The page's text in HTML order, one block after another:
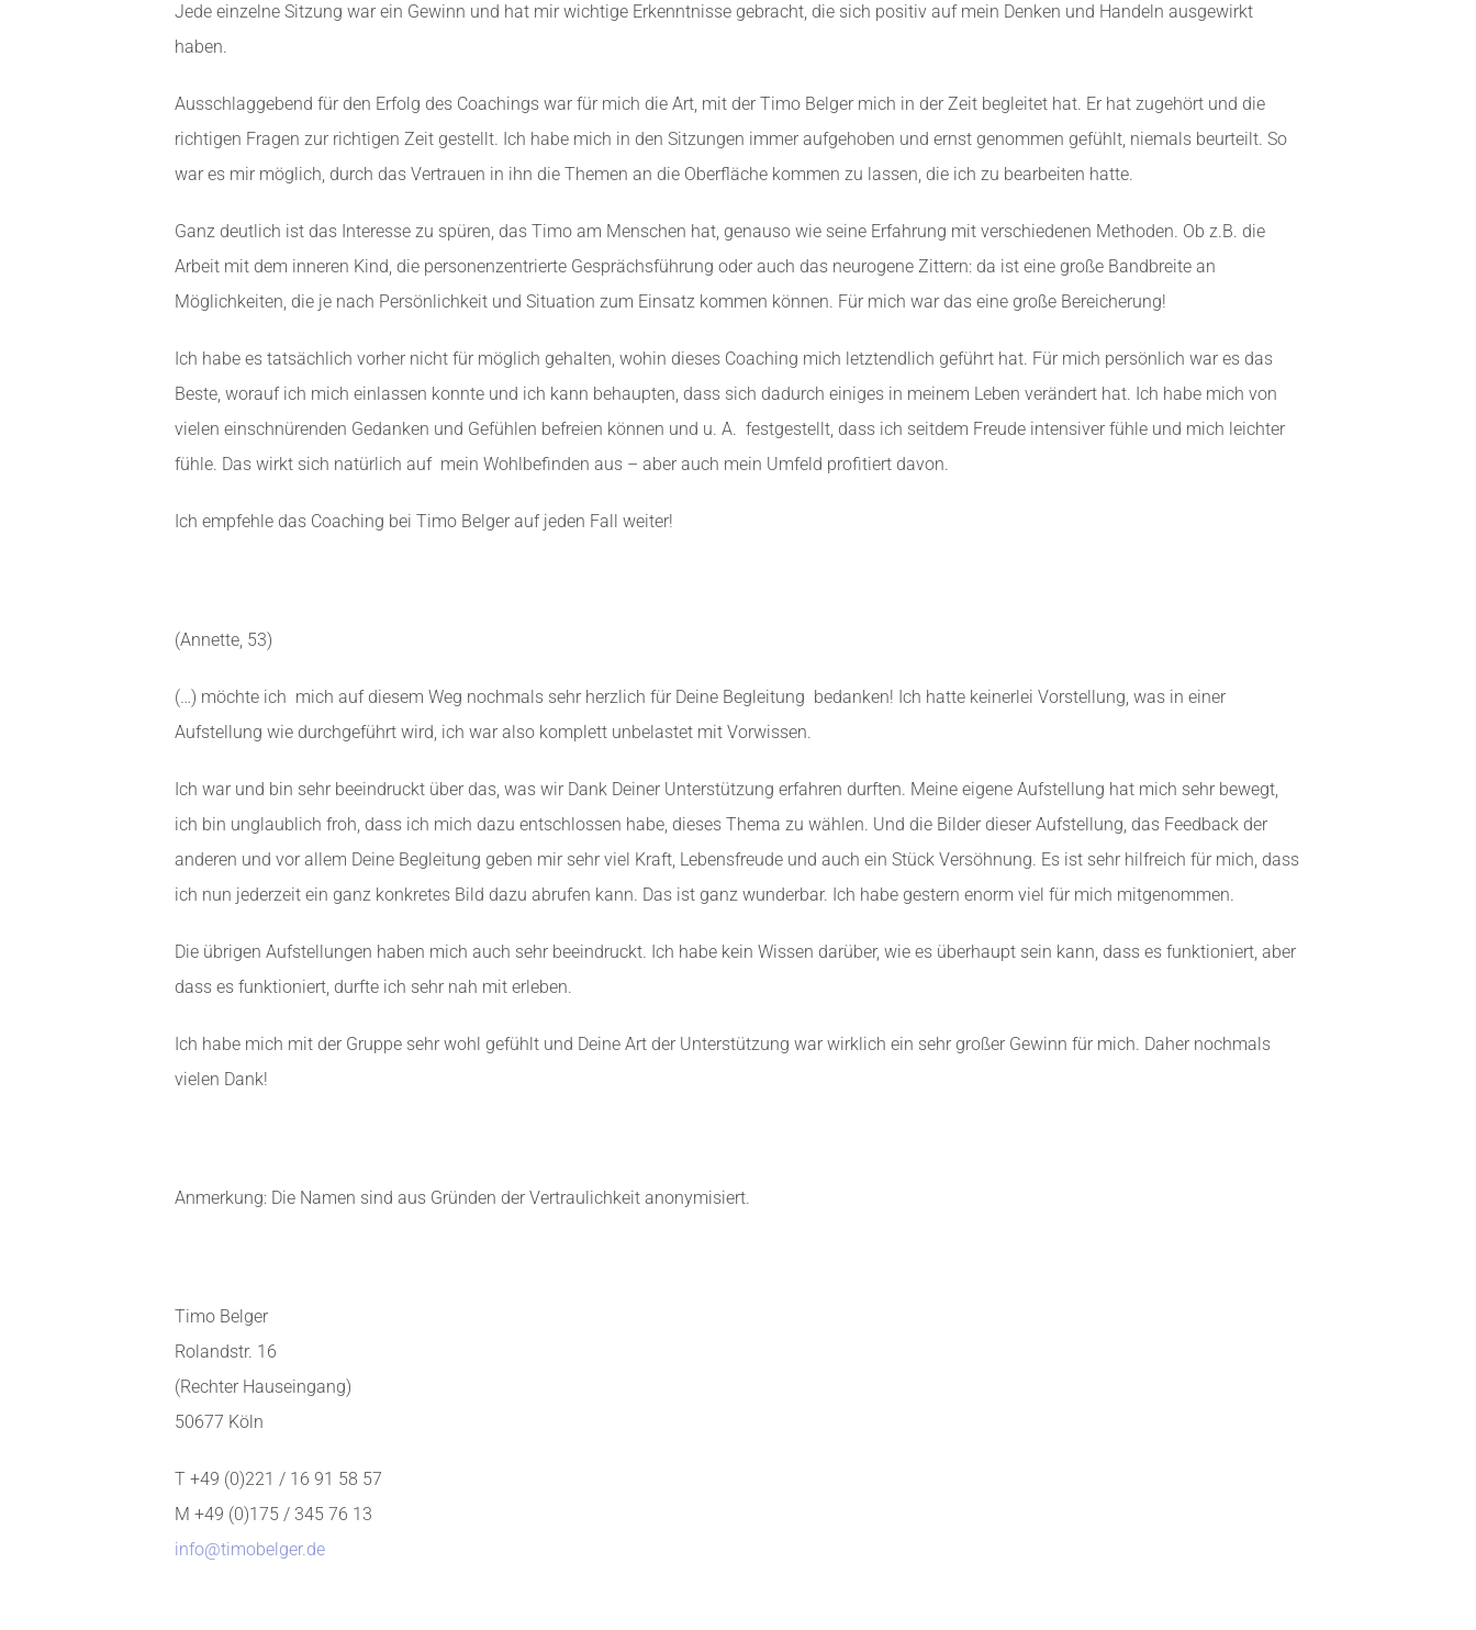
Jede einzelne Sitzung war ein Gewinn und hat mir wichtige Erkenntnisse gebracht, die sich positiv auf mein Denken und Handeln ausgewirkt
haben.
Ausschlaggebend für den Erfolg des Coachings war für mich die Art, mit der Timo Belger mich in der Zeit begleitet hat. Er hat zugehört und die
richtigen Fragen zur richtigen Zeit gestellt. Ich habe mich in den Sitzungen immer aufgehoben und ernst genommen gefühlt, niemals beurteilt. So
war es mir möglich, durch das Vertrauen in ihn die Themen an die Oberfläche kommen zu lassen, die ich zu bearbeiten hatte.
Ganz deutlich ist das Interesse zu spüren, das Timo am Menschen hat, genauso wie seine Erfahrung mit verschiedenen Methoden. Ob z.B. die
Arbeit mit dem inneren Kind, die personenzentrierte Gesprächsführung oder auch das neurogene Zittern: da ist eine große Bandbreite an
Möglichkeiten, die je nach Persönlichkeit und Situation zum Einsatz kommen können. Für mich war das eine große Bereicherung!
Ich habe es tatsächlich vorher nicht für möglich gehalten, wohin dieses Coaching mich letztendlich geführt hat. Für mich persönlich war es das
Beste, worauf ich mich einlassen konnte und ich kann behaupten, dass sich dadurch einiges in meinem Leben verändert hat. Ich habe mich von
vielen einschnürenden Gedanken und Gefühlen befreien können und u. A. festgestellt, dass ich seitdem Freude intensiver fühle und mich leichter
fühle. Das wirkt sich natürlich auf mein Wohlbefinden aus – aber auch mein Umfeld profitiert davon.
Ich empfehle das Coaching bei Timo Belger auf jeden Fall weiter!
(Annette, 53)
(…) möchte ich mich auf diesem Weg nochmals sehr herzlich für Deine Begleitung bedanken! Ich hatte keinerlei Vorstellung, was in einer
Aufstellung wie durchgeführt wird, ich war also komplett unbelastet mit Vorwissen.
Ich war und bin sehr beeindruckt über das, was wir Dank Deiner Unterstützung erfahren durften. Meine eigene Aufstellung hat mich sehr bewegt,
ich bin unglaublich froh, dass ich mich dazu entschlossen habe, dieses Thema zu wählen. Und die Bilder dieser Aufstellung, das Feedback der
anderen und vor allem Deine Begleitung geben mir sehr viel Kraft, Lebensfreude und auch ein Stück Versöhnung. Es ist sehr hilfreich für mich, dass
ich nun jederzeit ein ganz konkretes Bild dazu abrufen kann. Das ist ganz wunderbar. Ich habe gestern enorm viel für mich mitgenommen.
Die übrigen Aufstellungen haben mich auch sehr beeindruckt. Ich habe kein Wissen darüber, wie es überhaupt sein kann, dass es funktioniert, aber
dass es funktioniert, durfte ich sehr nah mit erleben.
Ich habe mich mit der Gruppe sehr wohl gefühlt und Deine Art der Unterstützung war wirklich ein sehr großer Gewinn für mich. Daher nochmals
vielen Dank!
Anmerkung: Die Namen sind aus Gründen der Vertraulichkeit anonymisiert.
Timo Belger
Rolandstr. 16
(Rechter Hauseingang)
50677 Köln
T +49 (0)221 / 16 91 58 57
M +49 (0)175 / 345 76 13
info@timobelger.de